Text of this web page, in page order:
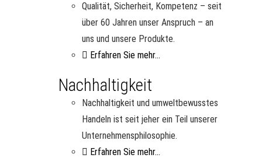
Qualität, Sicherheit, Kompetenz – seit
über 60 Jahren unser Anspruch – an
uns und unsere Produkte.
Erfahren Sie mehr...
Nachhaltigkeit
Nachhaltigkeit und umweltbewusstes
Handeln ist seit jeher ein Teil unserer
Unternehmensphilosophie.
Erfahren Sie mehr...